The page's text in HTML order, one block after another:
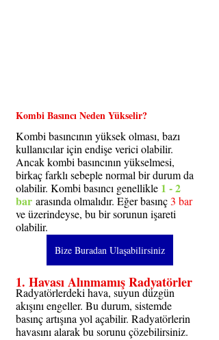
Kombi Basıncı Neden Yükselir?
Kombi basıncının yüksek olması, bazı
kullanıcılar için endişe verici olabilir.
Ancak kombi basıncının yükselmesi,
birkaç farklı sebeple normal bir durum da
olabilir. Kombi basıncı genellikle 1 - 2
bar arasında olmalıdır. Eğer basınç 3 bar
ve üzerindeyse, bu bir sorunun işareti
olabilir.
Bize Buradan Ulaşabilirsiniz
1. Havası Alınmamış Radyatörler
Radyatörlerdeki hava, suyun düzgün
akışını engeller. Bu durum, sistemde
basınç artışına yol açabilir. Radyatörlerin
havasını alarak bu sorunu çözebilirsiniz.